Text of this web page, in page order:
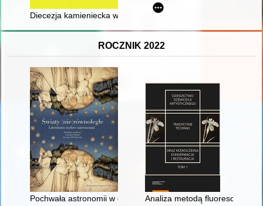
Diecezja kamieniecka w 1830 roku w świetle schematyzmu
ROCZNIK 2022
Pochwała astronomii w duchu ideałów oświeceniowych w
Analiza metodą